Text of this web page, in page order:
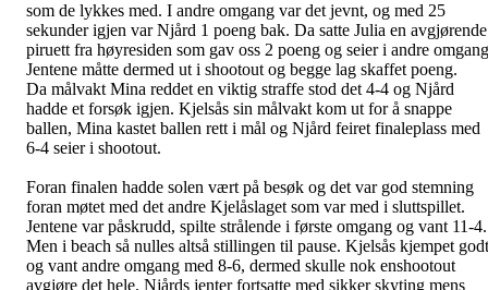
som de lykkes med. I andre omgang var det jevnt, og med 25
sekunder igjen var Njård 1 poeng bak. Da satte Julia en avgjørende
piruett fra høyresiden som gav oss 2 poeng og seier i andre
Jentene måtte dermed ut i shootout og begge lag skaffet poeng.
Da målvakt Mina reddet en viktig straffe stod det 4-4 og Njård
hadde et forsøk igjen. Kjelsås sin målvakt kom ut for å snappe
ballen, Mina kastet ballen rett i mål og Njård feiret finaleplass med
6-4 seier i shootout.
Foran finalen hadde solen vært på besøk og det var god stemning
foran møtet med det andre Kjelåslaget som var med i sluttspillet.
Jentene var påskrudd, spilte strålende i første omgang og vant 11-4.
Men i beach så nulles altså stillingen til pause. Kjelsås kjempet godt
og vant andre omgang med 8-6, dermed skulle nok enshootout
avgjøre det hele. Njårds jenter fortsatte med sikker skyting mens